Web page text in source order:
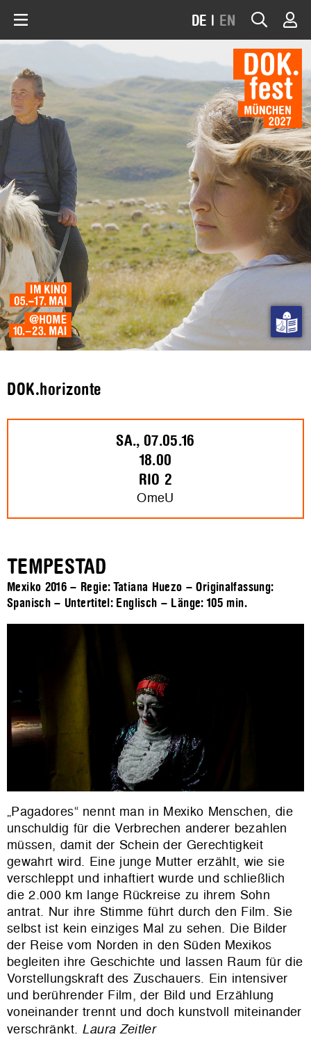
DE | EN
DOK.horizonte
SA., 07.05.16
18.00
RIO 2
OmeU
TEMPESTAD
Mexiko 2016 – Regie: Tatiana Huezo – Originalfassung:
Spanisch – Untertitel: Englisch – Länge:105 min.
„Pagadores“ nennt man in Mexiko Menschen, die
unschuldig für die Verbrechen anderer bezahlen
müssen, damit der Schein der Gerechtigkeit
gewahrt wird. Eine junge Mutter erzählt, wie sie
verschleppt und inhaftiert wurde und schließlich
die 2.000 km lange Rückreise zu ihrem Sohn
antrat. Nur ihre Stimme führt durch den Film. Sie
selbst ist kein einziges Mal zu sehen. Die Bilder
der Reise vom Norden in den Süden Mexikos
begleiten ihre Geschichte und lassen Raum für die
Vorstellungskraft des Zuschauers. Ein intensiver
und berührender Film, der Bild und Erzählung
voneinander trennt und doch kunstvoll miteinander
verschränkt. Laura Zeitler